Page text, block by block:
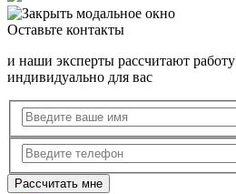
Оставьте контакты
и наши эксперты рассчитают работу
индивидуально для вас